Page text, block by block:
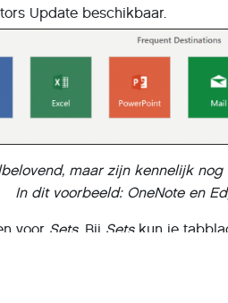
Update beschikbaar.
maar zijn kennelijk
In dit voorbeeld: OneNote en
voor Sets. Bij Setskun je